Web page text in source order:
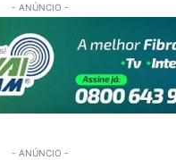
- ANÚNCIO -
- ANÚNCIO -